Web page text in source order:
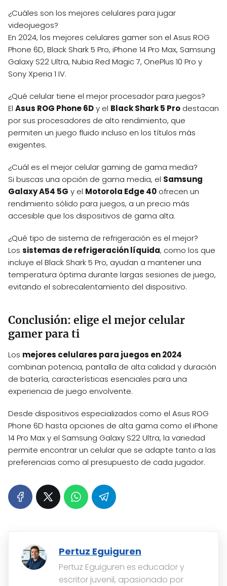
¿Cuáles son los mejores celulares para jugar
videojuegos?
En 2024, los mejores celulares gamer son el Asus ROG
Phone 6D, Black Shark 5 Pro, iPhone 14 Pro Max, Samsung
Galaxy S22 Ultra, Nubia Red Magic 7, OnePlus 10 Pro y
Sony Xperia 1 IV.
¿Qué celular tiene el mejor procesador para juegos?
El Asus ROG Phone 6Dy el Black Shark 5 Pro destacan
por sus procesadores de alto rendimiento, que
permiten un juego fluido incluso en los títulos más
exigentes.
¿Cuál es el mejor celular gaming de gama media?
Si buscas una opción de gama media, el Samsung
Galaxy A54 5G y el Motorola Edge 40 ofrecen un
rendimiento sólido para juegos, a un precio más
accesible que los dispositivos de gama alta.
¿Qué tipo de sistema de refrigeración es el mejor?
Los sistemas de refrigeración líquida, como los que
incluye el Black Shark 5 Pro, ayudan a mantener una
temperatura óptima durante largas sesiones de juego,
evitando el sobrecalentamiento del dispositivo.
Conclusión: elige el mejor celular
gamer para ti
Los mejores celulares para juegos en 2024
combinan potencia, pantalla de alta calidad y duración
de batería, características esenciales para una
experiencia de juego envolvente.
Desde dispositivos especializados como el Asus ROG
Phone 6D hasta opciones de alta gama como el iPhone
14 Pro Max y el Samsung Galaxy S22 Ultra, la variedad
permite encontrar un celular que se adapte tanto a las
preferencias como al presupuesto de cada jugador.
Pertuz Eguiguren
Pertuz Eguiguren es educador y
escritor juvenil, apasionado por